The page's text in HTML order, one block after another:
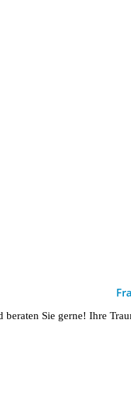
Sie gerne! Ihre